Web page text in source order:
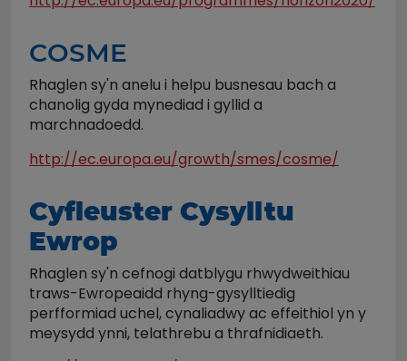
COSME
Rhaglen sy'n anelu i helpu busnesau bach a
chanolig gyda mynediad i gyllid a
marchnadoedd.
http://ec.europa.eu/growth/smes/cosme/
Cyfleuster Cysylltu
Ewrop
Rhaglen sy'n cefnogi datblygu rhwydweithiau
traws-Ewropeaidd rhyng-gysylltiedig
perfformiad uchel, cynaliadwy ac effeithiol yn y
meysydd ynni, telathrebu a thrafnidiaeth.